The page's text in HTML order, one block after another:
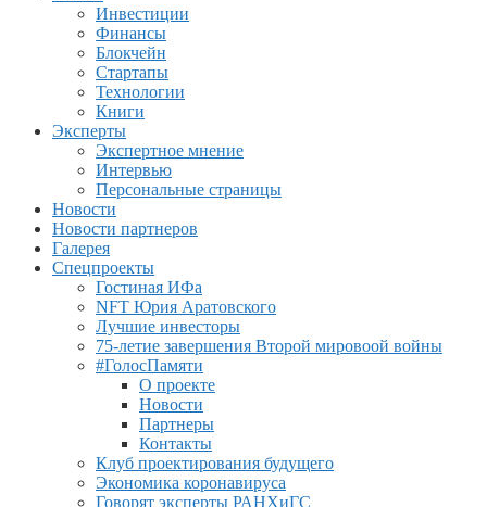
Инвестиции
Финансы
Блокчейн
Стартапы
Технологии
Книги
Эксперты
Экспертное мнение
Интервью
Персональные страницы
Новости
Новости партнеров
Галерея
Спецпроекты
Гостиная ИФа
NFT Юрия Аратовского
Лучшие инвесторы
75-летие завершения Второй мировоой войны
#ГолосПамяти
О проекте
Новости
Партнеры
Контакты
Клуб проектирования будущего
Экономика коронавируса
Говорят эксперты РАНХиГС